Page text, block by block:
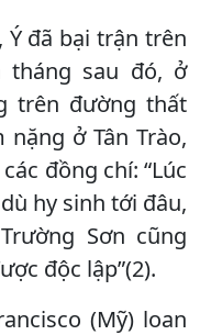
đã bại trận trên
tháng sau đó, ở
trên đường thất
ở Tân Trào,
đồng chí: “Lúc
hy sinh tới đâu,
Sơn cũng
độc lập”(2).
(Mỹ) loan